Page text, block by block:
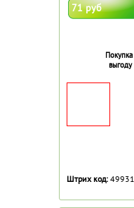
71 руб
Штрих код: 49931